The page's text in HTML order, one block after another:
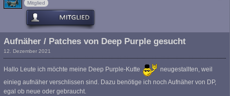
Mitglied
Aufnäher / Patches von Deep Purple gesucht
12. Dezember 2021
Hallo Leute ich möchte meine Deep Purple-Kutte
neugestallten, weil
einieg aufnäher verschlissen sind. Dazu benötige ich noch Aufnäher von DP,
egal ob neue oder gebraucht.